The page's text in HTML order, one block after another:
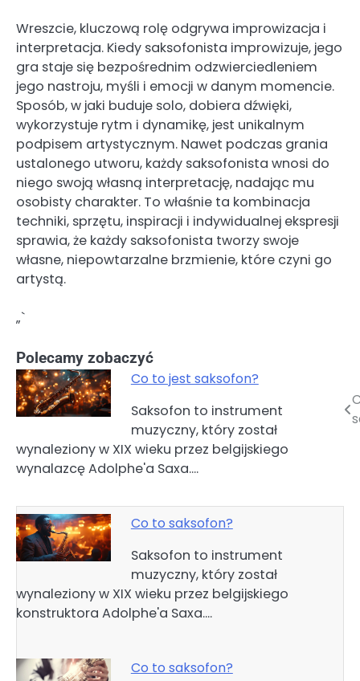
Wreszcie, kluczową rolę odgrywa improwizacja i
interpretacja. Kiedy saksofonista improwizuje, jego
gra staje się bezpośrednim odzwierciedleniem
jego nastroju, myśli i emocji w danym momencie.
Sposób, w jaki buduje solo, dobiera dźwięki,
wykorzystuje rytm i dynamikę, jest unikalnym
podpisem artystycznym. Nawet podczas grania
ustalonego utworu, każdy saksofonista wnosi do
niego swoją własną interpretację, nadając mu
osobisty charakter. To właśnie ta kombinacja
techniki, sprzętu, inspiracji i indywidualnej ekspresji
sprawia, że każdy saksofonista tworzy swoje
własne, niepowtarzalne brzmienie, które czyni go
artystą.
„`
Polecamy zobaczyć
Co to jest saksofon?
Saksofon to instrument
muzyczny, który został
wynaleziony w XIX wieku przez belgijskiego
wynalazcę Adolphe'a Saxa.…
Co to saksofon?
Saksofon to instrument
muzyczny, który został
wynaleziony w XIX wieku przez belgijskiego
konstruktora Adolphe'a Saxa.…
Co to saksofon?
Nawigacja